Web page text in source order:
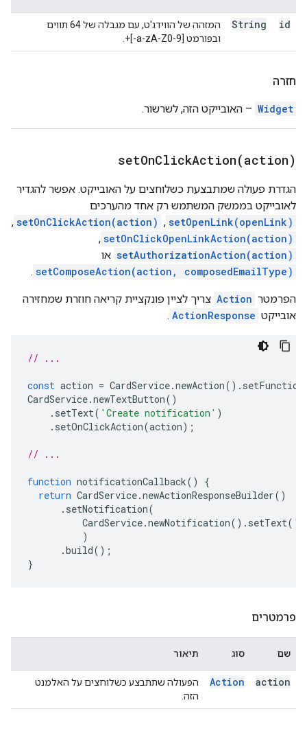
id
String
המזהה של הווידג'ט, עם מגבלה של 64 תווים
ובפורמט [a-zA-Z0-9-]+.
חזרה
Widget – האובייקט הזה, לשרשור.
setOnClickAction(action)
הגדרת פעולה שמתבצעת כשלוחצים על האובייקט. אפשר להגדיר
לאובייקט בממשק המשתמש רק אחד מהערכים
setOpenLink(openLink)
,‏
setOnClickAction(action)
,‏
setOnClickOpenLinkAction(action)
,‏
setAuthorizationAction(action) או
setComposeAction(action, composedEmailType)
.
הפרמטר Action צריך לציין פונקציית קריאה חוזרת שמחזירה
אובייקט ActionResponse
.
// ...
const action = CardService.newAction().
CardService.newTextButton()
. setText( 'Create notification' )
. setOnClickAction(action);
// ...
function notificationCallback()
{
return CardService.newActionResponseBuilder()
. setNotification(
CardService.newNotification(). setText(
)
.build();
}
פרמטרים
שם סוג תיאור
action
Action
הפעולה שתתבצע כשלוחצים על האלמנט
הזה.